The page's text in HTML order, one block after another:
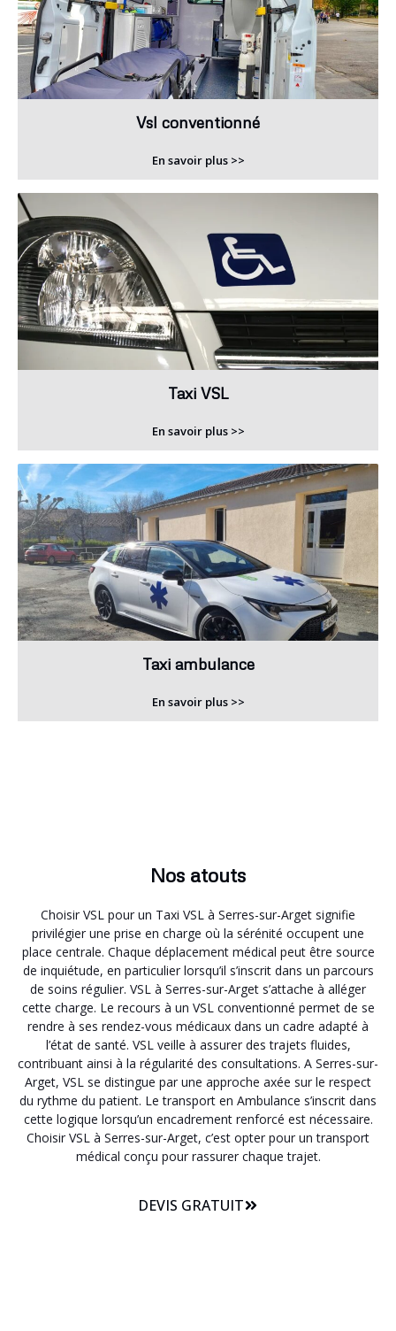
Vsl conventionné
En savoir plus >>
Taxi VSL
En savoir plus >>
Taxi ambulance
En savoir plus >>
Nos atouts
Choisir VSL pour un Taxi VSL à Serres-sur-Arget signifie
privilégier une prise en charge où la sérénité occupent une
place centrale. Chaque déplacement médical peut être source
de inquiétude, en particulier lorsqu’il s’inscrit dans un parcours
de soins régulier. VSL à Serres-sur-Arget s’attache à alléger
cette charge. Le recours à un VSL conventionné permet de se
rendre à ses rendez-vous médicaux dans un cadre adapté à
l’état de santé. VSL veille à assurer des trajets fluides,
contribuant ainsi à la régularité des consultations. A Serres-sur-
Arget, VSL se distingue par une approche axée sur le respect
du rythme du patient. Le transport en Ambulance s’inscrit dans
cette logique lorsqu’un encadrement renforcé est nécessaire.
Choisir VSL à Serres-sur-Arget, c’est opter pour un transport
médical conçu pour rassurer chaque trajet.
DEVIS GRATUIT